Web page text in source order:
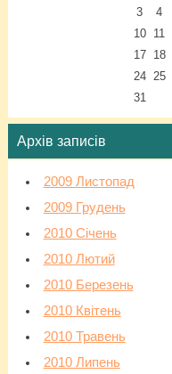
3 4
10
11
17
18
24 25
31
Архів записів
2009 Листопад
2009 Грудень
2010 Січень
2010 Лютий
2010 Березень
2010 Квітень
2010 Травень
2010 Липень